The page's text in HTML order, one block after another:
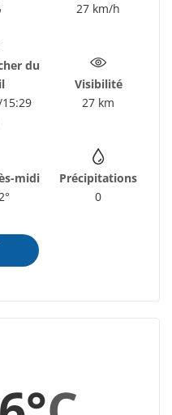
27 km/h
du
Visibilité
27 km
midi
Précipitations
0